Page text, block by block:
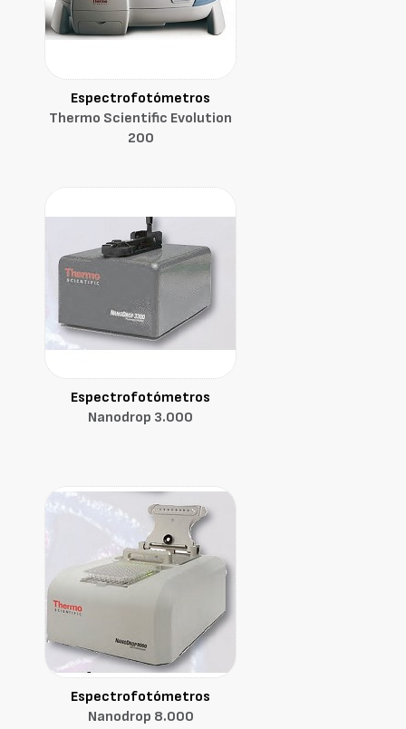
Espectrofotómetros
Thermo Scientific Evolution
200
Espectrofotómetros
Nanodrop 3.000
Espectrofotómetros
Nanodrop 8.000